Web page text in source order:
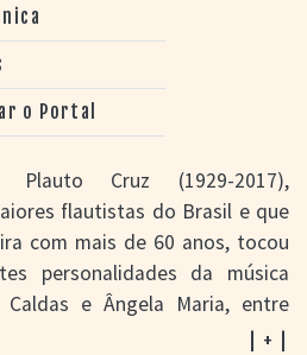
o Portal
Plauto Cruz (1929-2017),
flautistas do Brasil e que
com mais de 60 anos, tocou
personalidades da música
e Ângela Maria, entre
contada com cenas de arquivo
| + |